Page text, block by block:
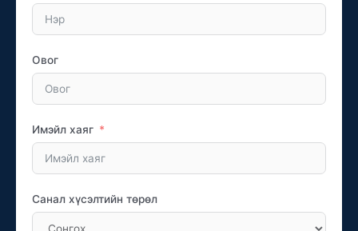
Овог
Имэйл хаяг
Санал хүсэлтийн төрөл